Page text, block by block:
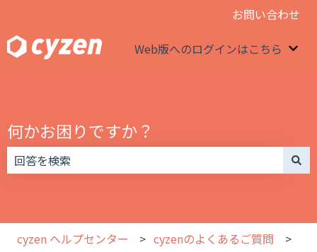
お問い合わせ
Web版へのログインはこちら
何かお困りですか？
cyzen ヘルプセンター
cyzenのよくあるご質問